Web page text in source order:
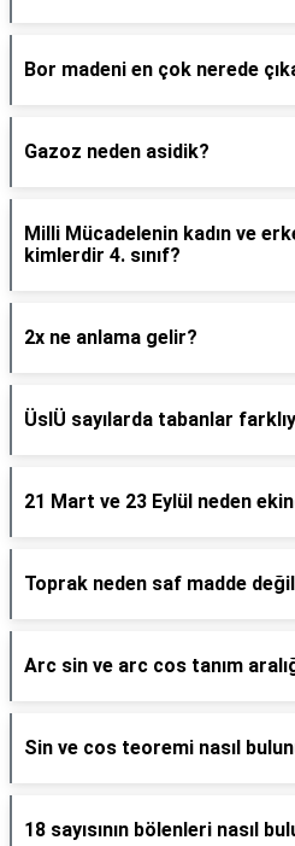
Bor madeni en çok nerede
Gazoz neden asidik?
Milli Mücadelenin kadın ve
kimlerdir 4. sınıf?
2x ne anlama gelir?
ÜslÜ sayılarda tabanlar
21 Mart ve 23 Eylül neden
Toprak neden saf madde
Arc sin ve arc cos tanım
Sin ve cos teoremi nasıl
18 sayısının bölenleri nasıl